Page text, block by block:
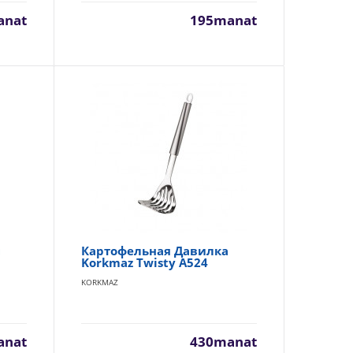
В Корзину
Добавь в сравнения
В избранные
230manat
195manat
Картофельная Давилка
Korkmaz Twisty A524
KORKMAZ
430manat